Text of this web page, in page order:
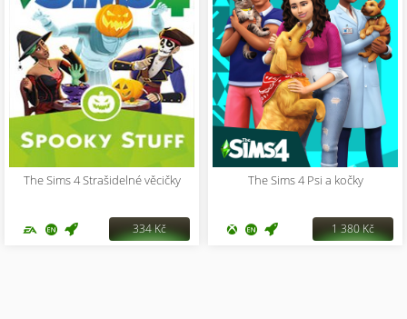
The Sims 4 Strašidelné věcičky
334 Kč
The Sims 4 Psi a kočky
1 380 Kč